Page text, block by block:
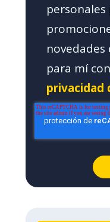
novedades
para mí
privacidad